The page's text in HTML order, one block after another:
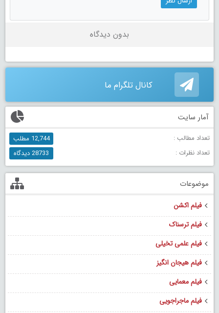
بدون دیدگاه
کانال تلگرام ما
آمار سایت
تعداد مطالب :
12,744 مطلب
تعداد نظرات :
28733 دیدگاه
موضوعات
فیلم اکشن
فیلم ترسناک
فیلم علمی تخیلی
فیلم هیجان انگیز
فیلم معمایی
فیلم ماجراجویی